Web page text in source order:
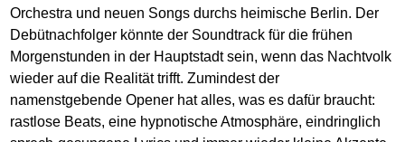
Orchestra und neuen Songs durchs heimische Berlin. Der
Debütnachfolger könnte der Soundtrack für die frühen
Morgenstunden in der Hauptstadt sein, wenn das Nachtvolk
wieder auf die Realität trifft. Zumindest der
namenstgebende Opener hat alles, was es dafür braucht:
rastlose Beats, eine hypnotische Atmosphäre, eindringlich